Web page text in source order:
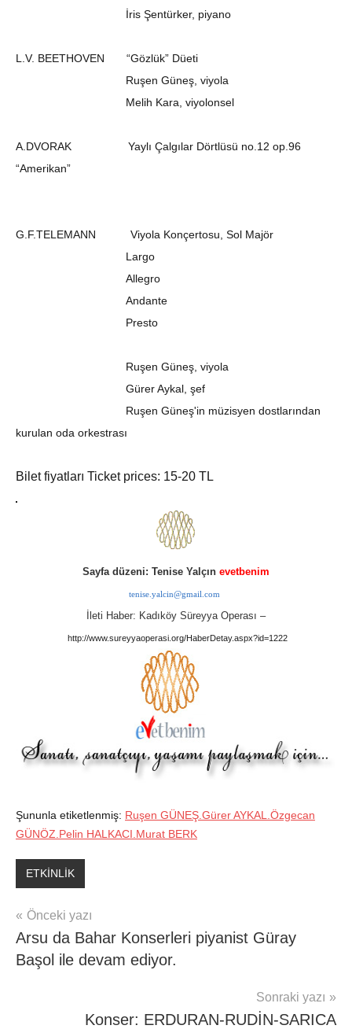
İris Şentürker, piyano
L.V. BEETHOVEN “Gözlük” Düeti
Ruşen Güneş, viyola
Melih Kara, viyolonsel
A.DVORAK Yaylı Çalgılar Dörtlüsü no.12 op.96
“Amerikan”
G.F.TELEMANN Viyola Konçertosu, Sol Majör
Largo
Allegro
Andante
Presto
Ruşen Güneş, viyola
Gürer Aykal, şef
Ruşen Güneş'in müzisyen dostlarından
kurulan oda orkestrası
Bilet fiyatları Ticket prices: 15-20 TL
Sayfa düzeni: Tenise Yalçın evetbenim
tenise.yalcin@gmail.com
İleti Haber: Kadıköy Süreyya Operası –
http://www.sureyyaoperasi.org/HaberDetay.aspx?id=1222
Şununla etiketlenmiş: Ruşen GÜNEŞ.Gürer AYKAL.Özgecan
GÜNÖZ.Pelin HALKACI.Murat BERK
ETKİNLİK
Yazı
gezinmesi
Önceki yazı
Arsu da Bahar Konserleri piyanist Güray
Başol ile devam ediyor.
Sonraki yazı
Konser: ERDURAN-RUDİN-SARICA